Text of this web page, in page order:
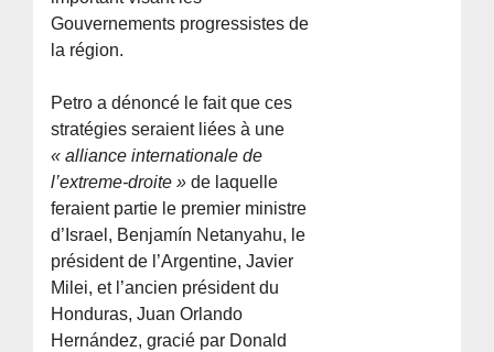
Gouvernements progressistes de
la région.
Petro a dénoncé le fait que ces
stratégies seraient liées à une
« alliance internationale de
l’extreme-droite » de laquelle
feraient partie le premier ministre
d’Israel, Benjamín Netanyahu, le
président de l’Argentine, Javier
Milei, et l’ancien président du
Honduras, Juan Orlando
Hernández, gracié par Donald